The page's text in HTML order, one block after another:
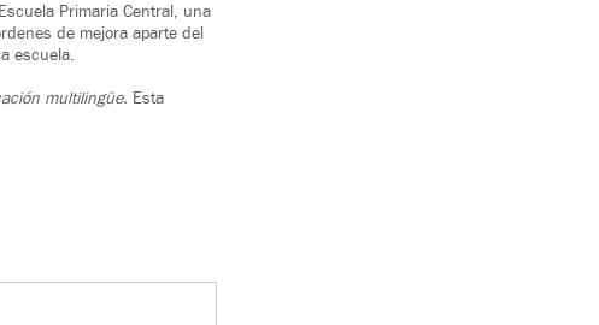
Primaria Central, una
de mejora aparte del
escuela.
multilingüe. Esta